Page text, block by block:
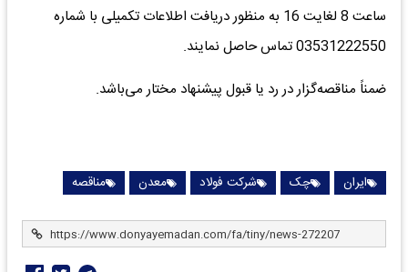
ساعت 8 لغایت 16 به منظور دریافت اطلاعات تکمیلی با شماره
03531222550 تماس حاصل نمایند.
ضمناً مناقصه‌گزار در رد یا قبول پیشنهاد مختار می‌باشد.
ایران چک شرکت فولاد معدن مناقصه